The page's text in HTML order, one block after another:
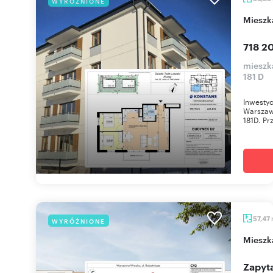
718
181 D
181D.
WYRÓŻNIONE 57,47